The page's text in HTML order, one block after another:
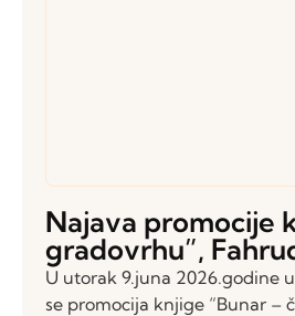
Najava promocije
gradovrhu”,
U utorak 9.juna 2026.godine
se promocija knjige “Bunar